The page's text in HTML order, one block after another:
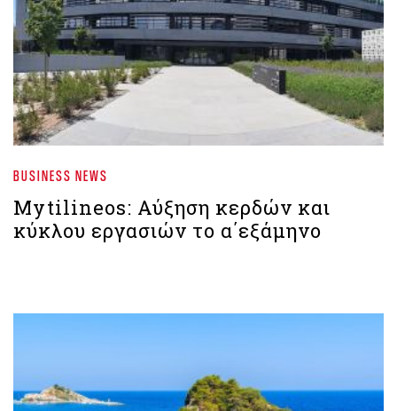
BUSINESS NEWS
Mytilineos: Αύξηση κερδών και
κύκλου εργασιών το α΄εξάμηνο